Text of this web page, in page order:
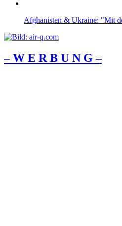
Afghanisten & Ukraine: "Mit
– W Ε R Β U Ν G –